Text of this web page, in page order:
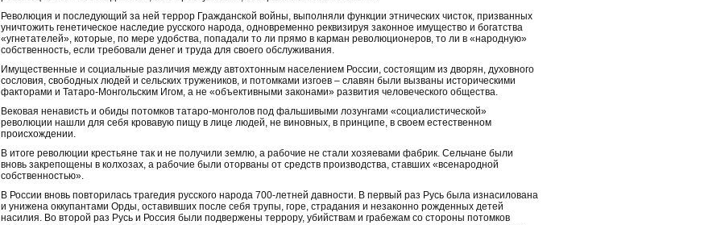
Революция и последующий за ней террор Гражданской войны, выполняли функции этнических чисток, призванных
уничтожить генетическое наследие русского народа, одновременно реквизируя законное имущество и богатства
«угнетателей», которые, по мере удобства, попадали то ли прямо в карман революционеров, то ли в «народную»
собственность, если требовали денег и труда для своего обслуживания.
Имущественные и социальные различия между автохтонным населением России, состоящим из дворян, духовного
сословия, свободных людей и сельских тружеников, и потомками изгоев – славян были вызваны историческими
факторами и Татаро-Монгольским Игом, а не «объективными законами» развития человеческого общества.
Вековая ненависть и обиды потомков татаро-монголов под фальшивыми лозунгами «социалистической»
революции нашли для себя кровавую пищу в лице людей, не виновных, в принципе, в своем естественном
происхождении.
В итоге революции крестьяне так и не получили землю, а рабочие не стали хозяевами фабрик. Сельчане были
вновь закрепощены в колхозах, а рабочие были оторваны от средств производства, ставших «всенародной
собственностью».
В России вновь повторилась трагедия русского народа 700-летней давности. В первый раз Русь была изнасилована
и унижена оккупантами Орды, оставивших после себя трупы, горе, страдания и незаконно рожденных детей
насилия. Во второй раз Русь и Россия были подвержены террору, убийствам и грабежам со стороны потомков